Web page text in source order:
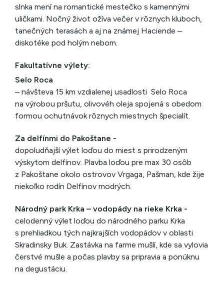
slnka mení na romantické mestečko s kamennými
uličkami. Nočný život ožíva večer v rôznych kluboch,
tanečných terasách a aj na známej Haciende –
diskotéke pod holým nebom.
Fakultatívne výlety:
Selo Roca
– návšteva 15 km vzdialenej usadlosti Selo Roca
na výrobou pršutu, olivovéh oleja spojená s obedom
formou ochutnávok rôznych miestnych špecialít.
Za delfínmi do Pakoštane -
dopoludňajší výlet loďou do miest s prirodzeným
výskytom delfínov. Plavba loďou pre max 30 osôb
z Pakoštane okolo ostrovov Vrgaga, Pašman, kde žije
niekoľko rodín Delfínov modrých.
Národný park Krka – vodopády na rieke Krka -
celodenný výlet loďou do národného parku Krka
s prehliadkou tých najkrajších vodopádov v oblasti
Skradinsky Buk. Zastávka na farme mušlí, kde sa vylovia
čerstvé mušle a počas plavby sa pripravia a ponúknu
na degustáciu.